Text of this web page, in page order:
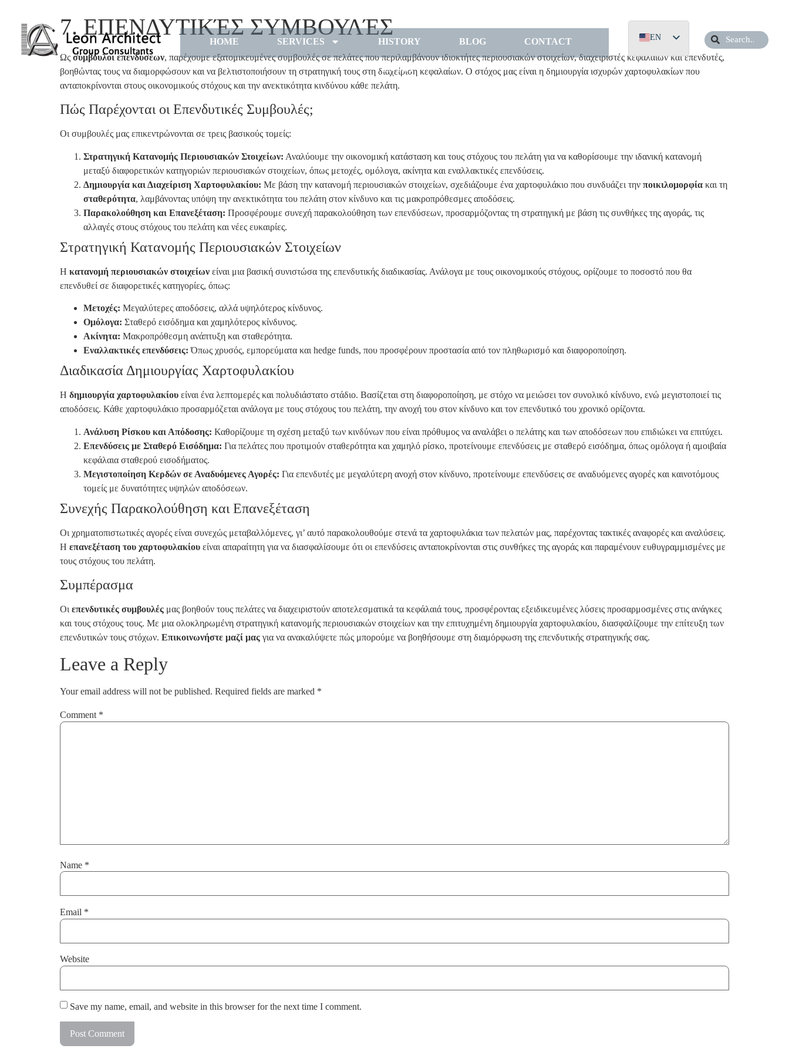
HOME SERVICES HISTORY BLOG CONTACT
ENTRY
EN
EL
7. ΕΠΕΝΔΥΤΙΚΈΣ ΣΥΜΒΟΥΛΈΣ
Ως σύμβουλοι επενδύσεων, παρέχουμε εξατομικευμένες συμβουλές σε πελάτες που περιλαμβάνουν ιδιοκτήτες περιουσιακών στοιχείων, διαχειριστές κεφαλαίων και επενδυτές,
βοηθώντας τους να διαμορφώσουν και να βελτιστοποιήσουν τη στρατηγική τους στη διαχείριση κεφαλαίων. Ο στόχος μας είναι η δημιουργία ισχυρών χαρτοφυλακίων που
ανταποκρίνονται στους οικονομικούς στόχους και την ανεκτικότητα κινδύνου κάθε πελάτη.
Πώς Παρέχονται οι Επενδυτικές Συμβουλές;
Οι συμβουλές μας επικεντρώνονται σε τρεις βασικούς τομείς:
Στρατηγική Κατανομής Περιουσιακών Στοιχείων: Αναλύουμε την οικονομική κατάσταση και τους στόχους του πελάτη για να καθορίσουμε την ιδανική κατανομή
μεταξύ διαφορετικών κατηγοριών περιουσιακών στοιχείων, όπως μετοχές, ομόλογα, ακίνητα και εναλλακτικές επενδύσεις.
Δημιουργία και Διαχείριση Χαρτοφυλακίου: Με βάση την κατανομή περιουσιακών στοιχείων, σχεδιάζουμε ένα χαρτοφυλάκιο που συνδυάζει την ποικιλομορφία και τη
σταθερότητα, λαμβάνοντας υπόψη την ανεκτικότητα του πελάτη στον κίνδυνο και τις μακροπρόθεσμες αποδόσεις.
Παρακολούθηση και Επανεξέταση: Προσφέρουμε συνεχή παρακολούθηση των επενδύσεων, προσαρμόζοντας τη στρατηγική με βάση τις συνθήκες της αγοράς, τις
αλλαγές στους στόχους του πελάτη και νέες ευκαιρίες.
Στρατηγική Κατανομής Περιουσιακών Στοιχείων
Η κατανομή περιουσιακών στοιχείων είναι μια βασική συνιστώσα της επενδυτικής διαδικασίας. Ανάλογα με τους οικονομικούς στόχους, ορίζουμε το ποσοστό που θα
επενδυθεί σε διαφορετικές κατηγορίες, όπως:
Μετοχές: Μεγαλύτερες αποδόσεις, αλλά υψηλότερος κίνδυνος.
Ομόλογα: Σταθερό εισόδημα και χαμηλότερος κίνδυνος.
Ακίνητα: Μακροπρόθεσμη ανάπτυξη και σταθερότητα.
Εναλλακτικές επενδύσεις: Όπως χρυσός, εμπορεύματα και hedge funds, που προσφέρουν προστασία από τον πληθωρισμό και διαφοροποίηση.
Διαδικασία Δημιουργίας Χαρτοφυλακίου
Η δημιουργία χαρτοφυλακίου είναι ένα λεπτομερές και πολυδιάστατο στάδιο. Βασίζεται στη διαφοροποίηση, με στόχο να μειώσει τον συνολικό κίνδυνο, ενώ μεγιστοποιεί τις
αποδόσεις. Κάθε χαρτοφυλάκιο προσαρμόζεται ανάλογα με τους στόχους του πελάτη, την ανοχή του στον κίνδυνο και τον επενδυτικό του χρονικό ορίζοντα.
Ανάλυση Ρίσκου και Απόδοσης: Καθορίζουμε τη σχέση μεταξύ των κινδύνων που είναι πρόθυμος να αναλάβει ο πελάτης και των αποδόσεων που επιδιώκει να επιτύχει.
Επενδύσεις με Σταθερό Εισόδημα: Για πελάτες που προτιμούν σταθερότητα και χαμηλό ρίσκο, προτείνουμε επενδύσεις με σταθερό εισόδημα, όπως ομόλογα ή αμοιβαία
κεφάλαια σταθερού εισοδήματος.
Μεγιστοποίηση Κερδών σε Αναδυόμενες Αγορές: Για επενδυτές με μεγαλύτερη ανοχή στον κίνδυνο, προτείνουμε επενδύσεις σε αναδυόμενες αγορές και καινοτόμους
τομείς με δυνατότητες υψηλών αποδόσεων.
Συνεχής Παρακολούθηση και Επανεξέταση
Οι χρηματοπιστωτικές αγορές είναι συνεχώς μεταβαλλόμενες, γι’ αυτό παρακολουθούμε στενά τα χαρτοφυλάκια των πελατών μας, παρέχοντας τακτικές αναφορές και αναλύσεις.
Η επανεξέταση του χαρτοφυλακίου είναι απαραίτητη για να διασφαλίσουμε ότι οι επενδύσεις ανταποκρίνονται στις συνθήκες της αγοράς και παραμένουν ευθυγραμμισμένες με
τους στόχους του πελάτη.
Συμπέρασμα
Οι επενδυτικές συμβουλές μας βοηθούν τους πελάτες να διαχειριστούν αποτελεσματικά τα κεφάλαιά τους, προσφέροντας εξειδικευμένες λύσεις προσαρμοσμένες στις ανάγκες
και τους στόχους τους. Με μια ολοκληρωμένη στρατηγική κατανομής περιουσιακών στοιχείων και την επιτυχημένη δημιουργία χαρτοφυλακίου, διασφαλίζουμε την επίτευξη των
επενδυτικών τους στόχων. Επικοινωνήστε μαζί μας για να ανακαλύψετε πώς μπορούμε να βοηθήσουμε στη διαμόρφωση της επενδυτικής στρατηγικής σας.
Leave a Reply
Your email address will not be published. Required fields are marked *
Comment *
Name *
Email *
Website
Save my name, email, and website in this browser for the next time I comment.